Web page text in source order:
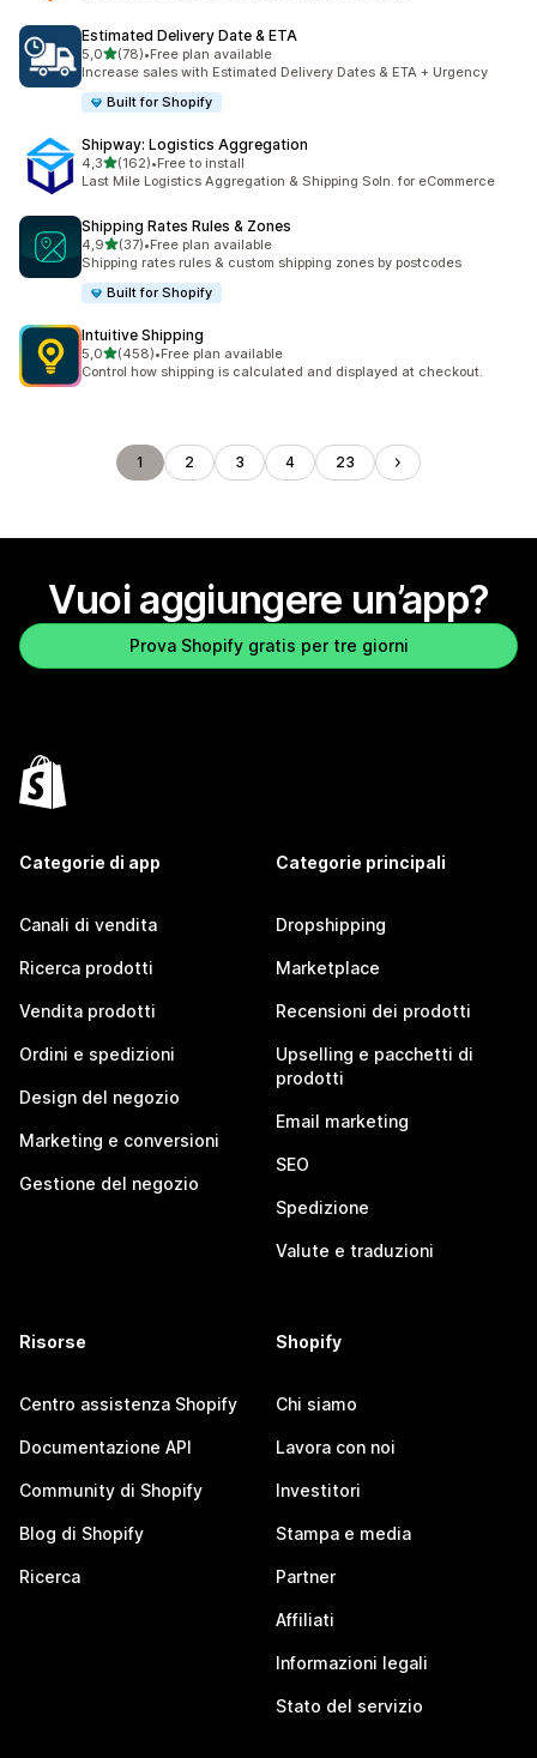
Estimated Delivery Date & ETA
5,0stelle su 5
(78)
78 recensioni totali
•Free plan available
Increase sales with Estimated Delivery Dates & ETA + Urgency
Built for Shopify
Shipway: Logistics Aggregation
4,3stelle su 5
(162)
162 recensioni totali
•Free to install
Last Mile Logistics Aggregation & Shipping Soln. for eCommerce
Shipping Rates Rules & Zones
4,9stelle su 5
(37)
37 recensioni totali
•Free plan available
Shipping rates rules & custom shipping zones by postcodes
Built for Shopify
Intuitive Shipping
5,0stelle su 5
(458)
458 recensioni totali
•Free plan available
Control how shipping is calculated and displayed at checkout.
1 2 3 4 23
Vuoi aggiungere un’app?
Prova Shopify gratis per tre giorni
Categorie di app
Canali di vendita
Ricerca prodotti
Vendita prodotti
Ordini e spedizioni
Design del negozio
Marketing e conversioni
Gestione del negozio
Categorie principali
Dropshipping
Marketplace
Recensioni dei prodotti
Upselling e pacchetti di
prodotti
Email marketing
SEO
Spedizione
Valute e traduzioni
Risorse
Centro assistenza Shopify
Documentazione API
Community di Shopify
Blog di Shopify
Ricerca
Shopify
Chi siamo
Lavora con noi
Investitori
Stampa e media
Partner
Affiliati
Informazioni legali
Stato del servizio